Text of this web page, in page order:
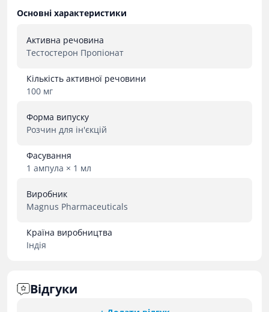
Основні характеристики
Активна речовина
Тестостерон Пропіонат
Кількість активної речовини
100 мг
Форма випуску
Розчин для ін'єкцій
Фасування
1 ампула × 1 мл
Виробник
Magnus Pharmaceuticals
Країна виробництва
Індія
Відгуки